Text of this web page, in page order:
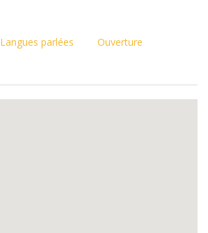
Langues parlées Ouverture